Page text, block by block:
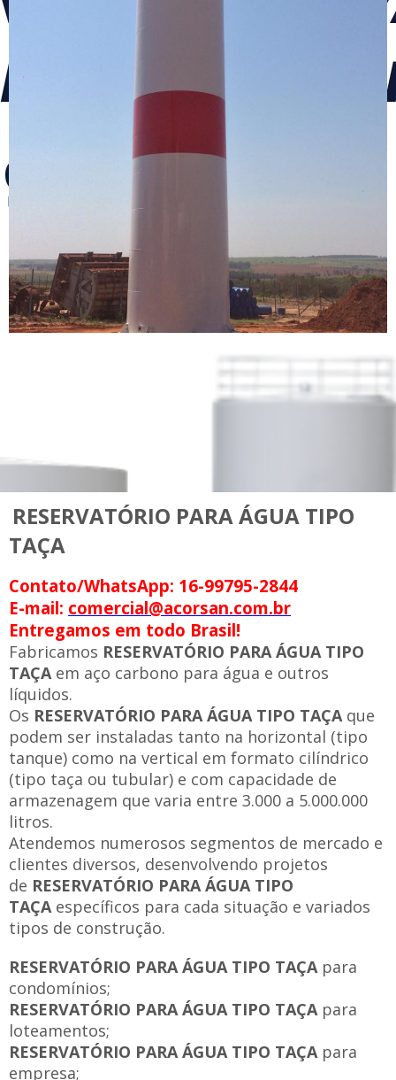
RESERVATÓRIO PARA ÁGUA TIPO
TAÇA
Contato/WhatsApp: 16-99795-2844
E-mail: comercial@acorsan.com.br
Entregamos em todo Brasil!
Fabricamos RESERVATÓRIO PARA ÁGUA TIPO
TAÇAem aço carbono para água e outros
líquidos.
Os RESERVATÓRIO PARA ÁGUA TIPO TAÇAque
podem ser instaladas tanto na horizontal (tipo
tanque) como na vertical em formato cilíndrico
(tipo taça ou tubular) e com capacidade de
armazenagem que varia entre 3.000 a 5.000.000
litros.
Atendemos numerosos segmentos de mercado e
clientes diversos, desenvolvendo projetos
de RESERVATÓRIO PARA ÁGUA TIPO
TAÇAespecíficos para cada situação e variados
tipos de construção.
RESERVATÓRIO PARA ÁGUA TIPO TAÇApara
condomínios;
RESERVATÓRIO PARA ÁGUA TIPO TAÇApara
loteamentos;
RESERVATÓRIO PARA ÁGUA TIPO TAÇApara
empresa;